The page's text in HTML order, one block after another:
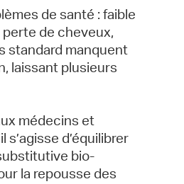
de santé : faible
de cheveux,
standard manquent
laissant plusieurs
médecins et
s’agisse d’équilibrer
bio-
la repousse des